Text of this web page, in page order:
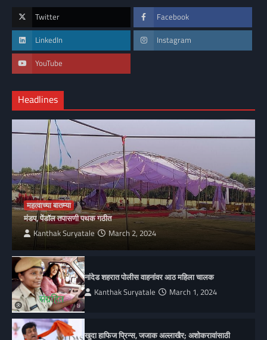
Twitter Facebook
LinkedIn Instagram
YouTube
Headlines
महत्वाच्या बातम्या
मंडप, पेंडॉल तपासणी पथक गठीत
Kanthak Suryatale March 2, 2024
नांदेड शहरात पोलीस वाहनांवर आठ महिला चालक
Kanthak Suryatale March 1, 2024
खुदा हाफिज प्रिन्स, जजाक अल्लाखैर; अशोकरावांसाठी